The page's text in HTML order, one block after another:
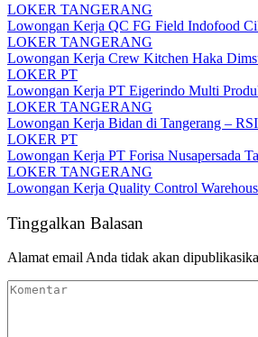
LOKER TANGERANG
Lowongan Kerja QC FG Field Indofood
LOKER TANGERANG
Lowongan Kerja Crew Kitchen Haka
LOKER PT
Lowongan Kerja PT Eigerindo Multi
LOKER TANGERANG
Lowongan Kerja Bidan di Tangerang –
LOKER PT
Lowongan Kerja PT Forisa Nusapersada
LOKER TANGERANG
Lowongan Kerja Quality Control
Tinggalkan Balasan
Alamat email Anda tidak akan